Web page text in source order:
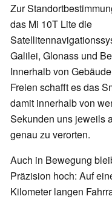
Zur
das Mi 10T Lite die
Galilei, Glonass und
Innerhalb von
Freien schafft es das
damit innerhalb von
Sekunden uns jeweils
genau zu verorten.
Auch in Bewegung
Präzision hoch: Auf
Kilometer langen